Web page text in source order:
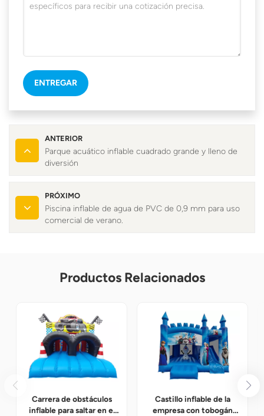
ENTREGAR
ANTERIOR
Parque acuático inflable cuadrado grande y lleno de
diversión
PRÓXIMO
Piscina inflable de agua de PVC de 0,9 mm para uso
comercial de verano.
Productos Relacionados
Carrera de obstáculos
inflable para saltar en el
Castillo inflable de la
empresa con tobogán